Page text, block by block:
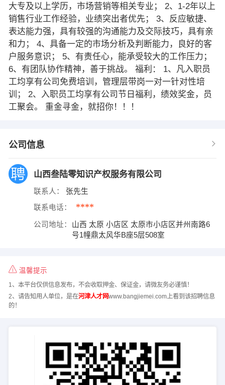
大专及以上学历，市场营销等相关专业； 2、1-2年以上
销售行业工作经验，业绩突出者优先； 3、反应敏捷、
表达能力强，具有较强的沟通能力及交际技巧，具有亲
和力； 4、具备一定的市场分析及判断能力，良好的客
户服务意识； 5、有责任心，能承受较大的工作压力；
6、有团队协作精神，善于挑战。 福利： 1、凡入职员
工均享有公司免费培训，管理层带岗一对一针对性培
训； 2、入职员工均享有公司节日福利，绩效奖金，员
工聚会。 重金寻金，就招你！！！
公司信息
山西叁陆零知识产权服务有限公司
联系人： 张先生
联系电话： ****
公司地址：
山西 太原 小店区 太原市小店区并州南路6
号1幢鼎太风华B座5层508室
温馨提示
1、本平台仅供信息发布，不会收取押金、保证金，请微友务必谨慎！
2、请告知用人单位，是在河津人才网www.bangjiemei.com上看到该招聘信息
的！